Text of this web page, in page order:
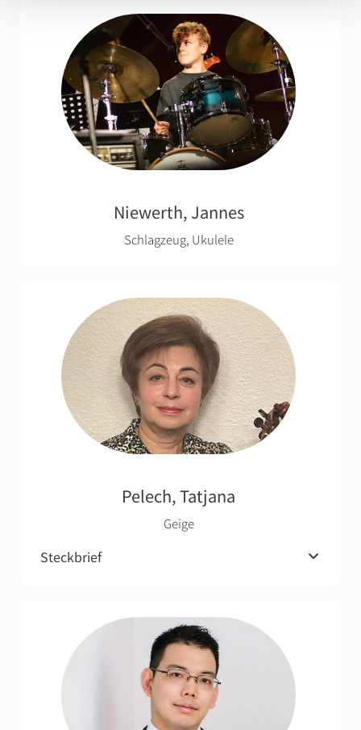
Niewerth, Jannes
Schlagzeug, Ukulele
Pelech, Tatjana
Geige
Steckbrief